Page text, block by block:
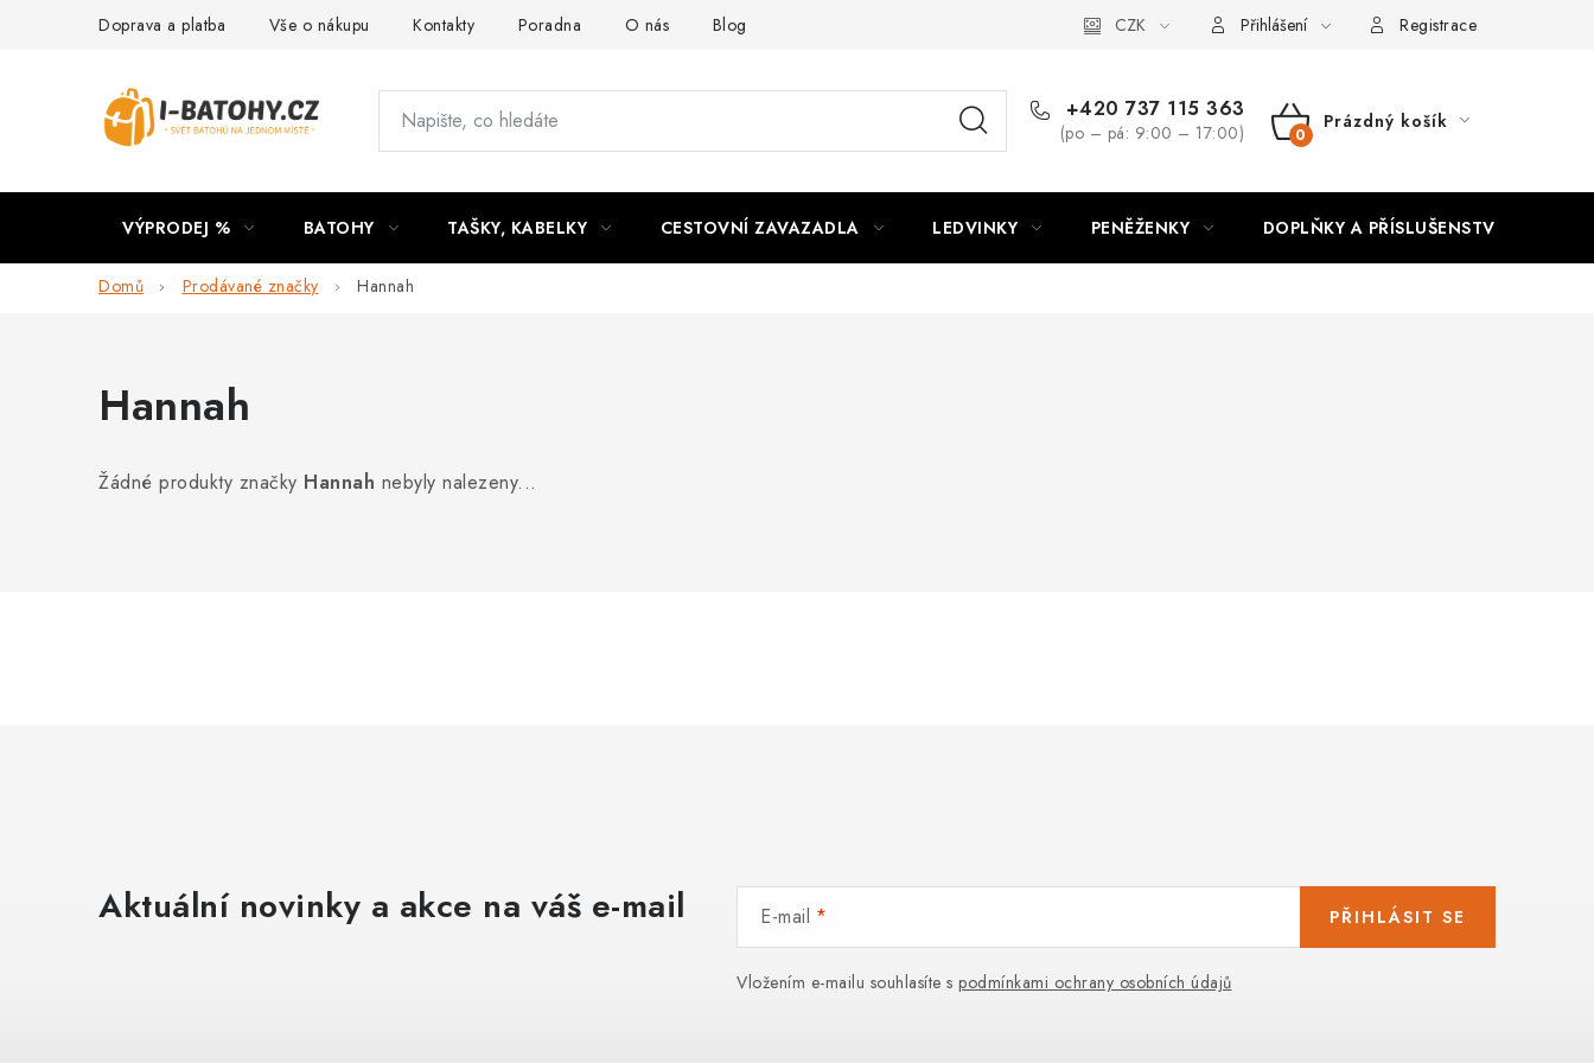
Doprava a platba Vše o nákupu Kontakty Poradna O nás Blog CZK Přihlášení Registrace
+420 737 115 363
(po – pá: 9:00 – 17:00)
NÁKUPNÍ
Prázdný košík
VÝPRODEJ % BATOHY TAŠKY, KABELKY CESTOVNÍ ZAVAZADLA LEDVINKY PENĚŽENKY DOPLŇKY A PŘÍSLUŠENSTVÍ
Domů Prodávané značky Hannah
Hannah
Žádné produkty značky Hannah nebyly nalezeny...
Aktuální novinky a akce na váš e-mail E-mail
Vložením e-mailu souhlasíte s podmínkami ochrany osobních údajů
PŘIHLÁSIT SE